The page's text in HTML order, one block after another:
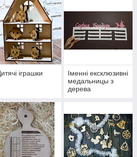
іграшки
Іменні ексклюзивні
медальницы з
дерева